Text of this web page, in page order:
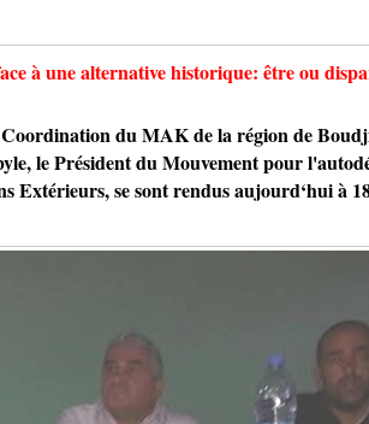
à une alternative historique: être ou
du MAK de la région de
le Président du Mouvement pour
Extérieurs, se sont rendus aujourd‘hui à